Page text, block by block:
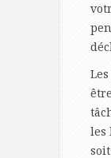
les